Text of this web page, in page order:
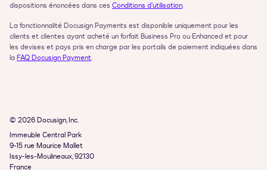
dispositions énoncées dans ces Conditions d’utilisation.
La fonctionnalité Docusign Payments est disponible uniquement pour les
clients et clientes ayant acheté un forfait Business Pro ou Enhanced et pour
les devises et pays pris en charge par les portails de paiement indiquées dans
la FAQ Docusign Payment.
© 2026 Docusign, Inc.
Immeuble Central Park
9-15 rue Maurice Mallet
Issy-les-Moulineaux, 92130
France